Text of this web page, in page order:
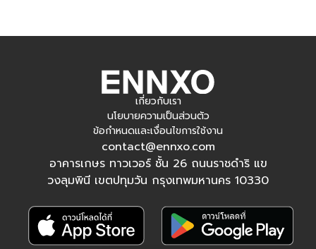
เกี่ยวกับเรา
นโยบายความเป็นส่วนตัว
ข้อกำหนดและเงื่อนไขการใช้งาน
contact@ennxo.com
อาคารเกษร ทาวเวอร์ ชั้น 26 ถนนราชดำริ แข
วงลุมพินี เขตปทุมวัน กรุงเทพมหานคร 10330